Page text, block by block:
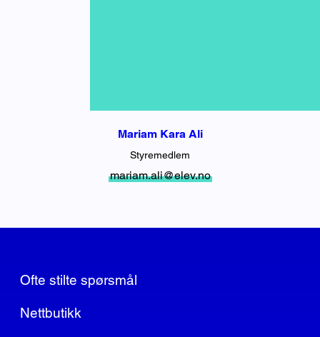
Mariam Kara Ali
Styremedlem
mariam.ali@elev.no
Ofte stilte spørsmål
Nettbutikk